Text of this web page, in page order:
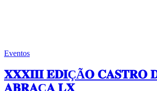
Eventos
𝐗𝐗𝐗𝐈𝐈𝐈 𝐄𝐃𝐈ÇÃ𝐎 𝐂𝐀𝐒𝐓𝐑𝐎
𝐀𝐁𝐑𝐀Ç𝐀 𝐋𝐗